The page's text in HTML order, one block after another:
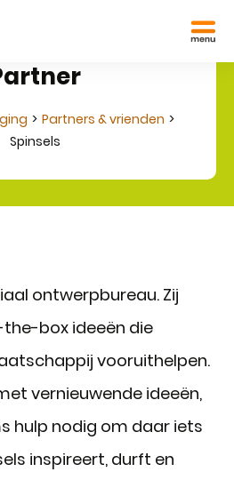
Partners & vrienden
Spinsels
ontwerpbureau. Zij
box ideeën die
vooruithelpen.
vernieuwende ideeën,
hulp nodig om daar iets
inspireert, durft en